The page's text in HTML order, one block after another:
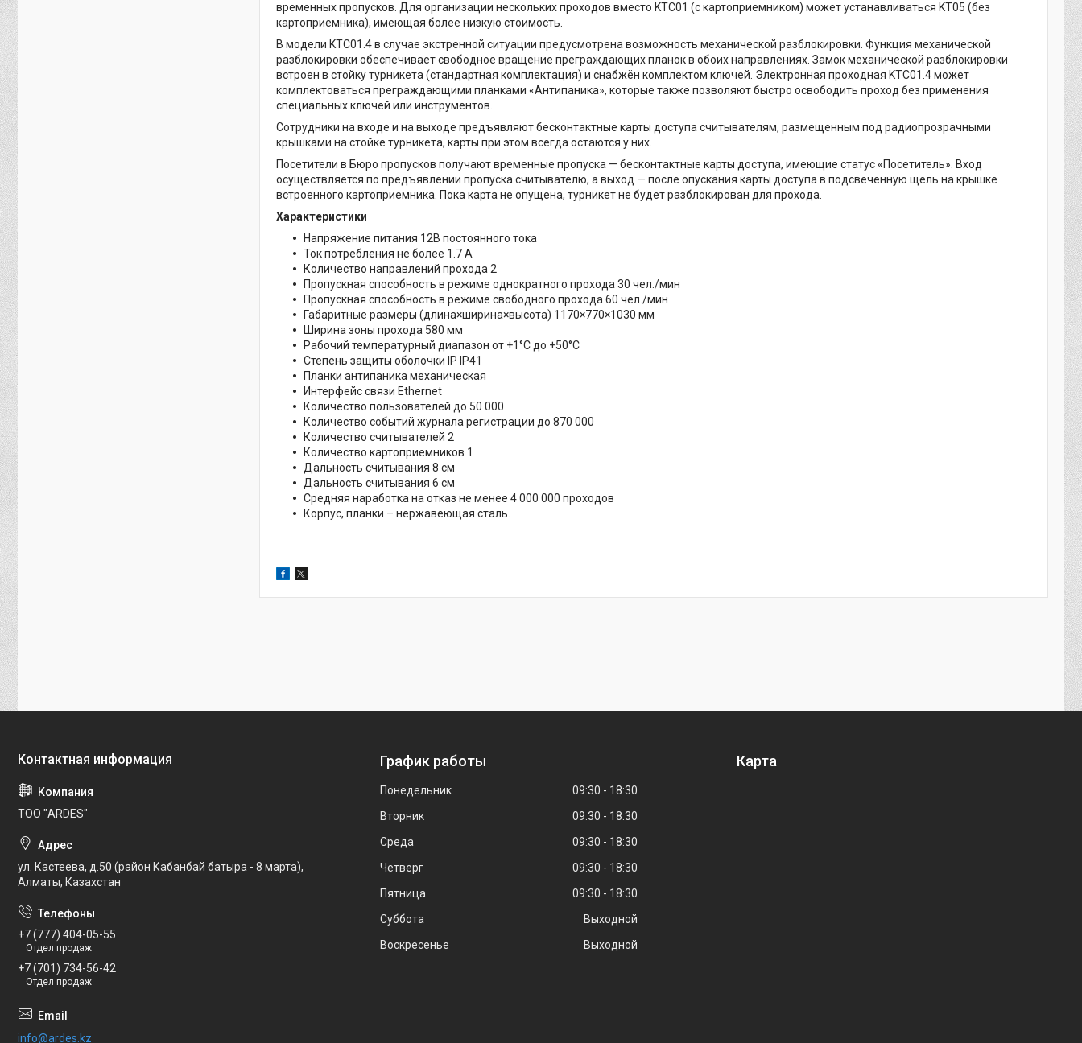
временных пропусков. Для организации нескольких проходов вместо KTC01 (с картоприемником) может устанавливаться KT05 (без
картоприемника), имеющая более низкую стоимость.
В модели KTC01.4 в случае экстренной ситуации предусмотрена возможность механической разблокировки. Функция механической
разблокировки обеспечивает свободное вращение преграждающих планок в обоих направлениях. Замок механической разблокировки
встроен в стойку турникета (стандартная комплектация) и снабжён комплектом ключей. Электронная проходная KTC01.4 может
комплектоваться преграждающими планками «Антипаника», которые также позволяют быстро освободить проход без применения
специальных ключей или инструментов.
Сотрудники на входе и на выходе предъявляют бесконтактные карты доступа считывателям, размещенным под радиопрозрачными
крышками на стойке турникета, карты при этом всегда остаются у них.
Посетители в Бюро пропусков получают временные пропуска — бесконтактные карты доступа, имеющие статус «Посетитель». Вход
осуществляется по предъявлении пропуска считывателю, а выход — после опускания карты доступа в подсвеченную щель на крышке
встроенного картоприемника. Пока карта не опущена, турникет не будет разблокирован для прохода.
Характеристики
Напряжение питания 12В постоянного тока
Ток потребления не более 1.7 А
Количество направлений прохода 2
Пропускная способность в режиме однократного прохода 30 чел./мин
Пропускная способность в режиме свободного прохода 60 чел./мин
Габаритные размеры (длина×ширина×высота) 1170×770×1030 мм
Ширина зоны прохода 580 мм
Рабочий температурный диапазон от +1°C до +50°C
Степень защиты оболочки IP IP41
Планки антипаника механическая
Интерфейс связи Ethernet
Количество пользователей до 50 000
Количество событий журнала регистрации до 870 000
Количество считывателей 2
Количество картоприемников 1
Дальность считывания 8 см
Дальность считывания 6 см
Средняя наработка на отказ не менее 4 000 000 проходов
Корпус, планки – нержавеющая сталь.
ТОО "ARDES"
ул. Кастеева, д.50 (район Кабанбай батыра - 8 марта),
Алматы, Казахстан
+7 (777) 404-05-55
Отдел продаж
+7 (701) 734-56-42
Отдел продаж
info@ardes.kz
График работы
Понедельник 09:30
18:30
Вторник
09:30
18:30
Среда
09:30
18:30
Четверг
09:30
18:30
Пятница
09:30
18:30
Суббота
Выходной
Воскресенье
Выходной
Карта